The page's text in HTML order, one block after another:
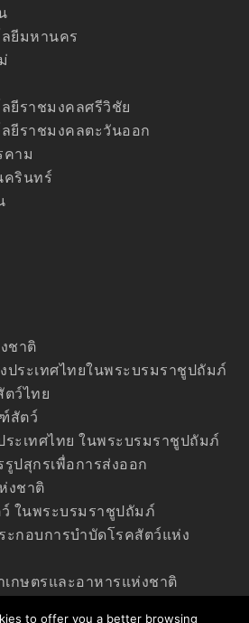
ยีมหานคร
ยีราชมงคลศรีวิชัย
ยีราชมงคลตะวันออก
คาม
ครินทร์
ชาติ
ระเทศไทยในพระบรมราชูปถัมภ์
ว์ไทย
สัตว์
ะเทศไทย ในพระบรมราชูปถัมภ์
ปสุกรเพื่อการส่งออก
งชาติ
ในพระบรมราชูปถัมภ์
กอบการบำบัดโรคสัตว์แห่ง
กษตรและอาหารแห่งชาติ
to offer you a better browsing